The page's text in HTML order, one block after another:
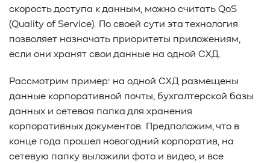
скорость доступа к данным, можно считать QoS
(Quality of Service). По своей сути эта технология
позволяет назначать приоритеты приложениям,
если они хранят свои данные на одной СХД.
Рассмотрим пример: на одной СХД размещены
данные корпоративной почты, бухгалтерской базы
данных и сетевая папка для хранения
корпоративных документов. Предположим, что в
конце года прошел новогодний корпоратив, на
сетевую папку выложили фото и видео, и все